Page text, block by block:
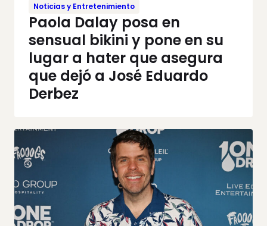
Noticias y Entretenimiento
Paola Dalay posa en
sensual bikini y pone en su
lugar a hater que asegura
que dejó a José Eduardo
Derbez